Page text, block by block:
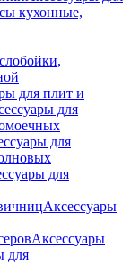
кухонные,
для плит и
для
для
для
Аксессуары
Аксессуары
для